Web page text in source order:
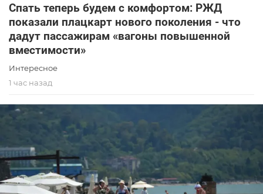
Спать теперь будем с комфортом: РЖД
показали плацкарт нового поколения - что
дадут пассажирам «вагоны повышенной
вместимости»
Интересное
1 час назад